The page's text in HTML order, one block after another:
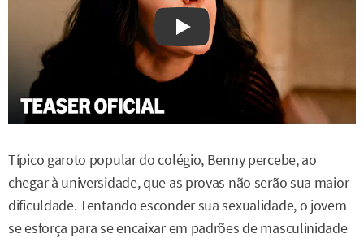
Watch on YouTube
Típico garoto popular do colégio, Benny percebe, ao
chegar à universidade, que as provas não serão sua maior
dificuldade. Tentando esconder sua sexualidade, o jovem
se esforça para se encaixar em padrões de masculinidade